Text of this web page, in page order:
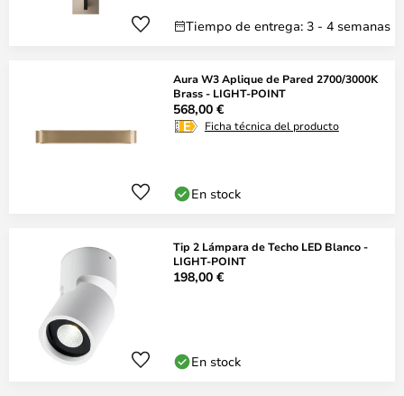
Tiempo de entrega: 3 - 4 semanas
Aura W3 Aplique de Pared 2700/3000K
Brass - LIGHT-POINT
568,00 €
Ficha técnica del producto
En stock
Tip 2 Lámpara de Techo LED Blanco -
LIGHT-POINT
198,00 €
En stock